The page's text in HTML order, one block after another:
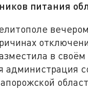
питания
в
администрация